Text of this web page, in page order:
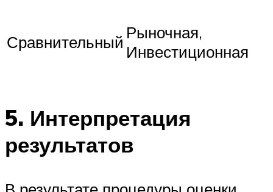
Сравнительный Рыночная,
Инвестиционная
5. Интерпретация
результатов